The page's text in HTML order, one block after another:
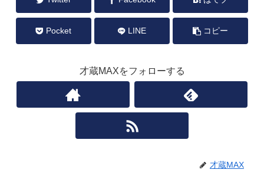
Pocket LINE コピー
才蔵MAXをフォローする
才蔵MAX